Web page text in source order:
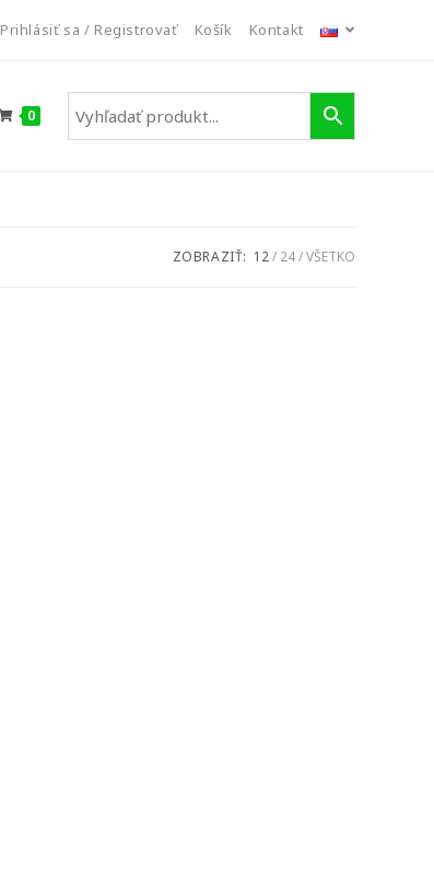
Prihlásiť sa / Registrovať Košík Kontakt
0
ZOBRAZIŤ: 12 24 VŠETKO